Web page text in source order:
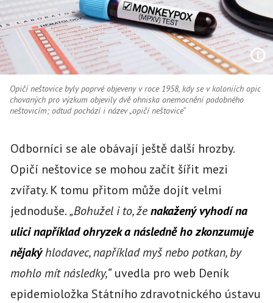
Opičí neštovice byly poprvé objeveny v roce 1958, kdy se v koloniích opic
chovaných pro výzkum objevily dvě ohniska onemocnění podobného
neštovicím; odtud pochází i název „opičí neštovice“
Odborníci se ale obávají ještě další hrozby.
Opičí neštovice se mohou začít šířit mezi
zvířaty. K tomu přitom může dojít velmi
jednoduše.„Bohužel i to, ženakažený vyhodí na
ulici například ohryzek a následně ho zkonzumuje
nějakýhlodavec, například myš nebo potkan, by
mohlo mít následky,“uvedla pro web Deník
epidemioložka Státního zdravotnického ústavu